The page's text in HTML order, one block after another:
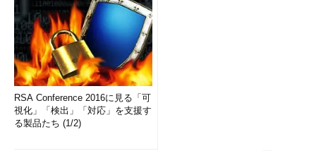
RSA Conference 2016に見る「可
視化」「検出」「対応」を支援す
る製品たち (1/2)